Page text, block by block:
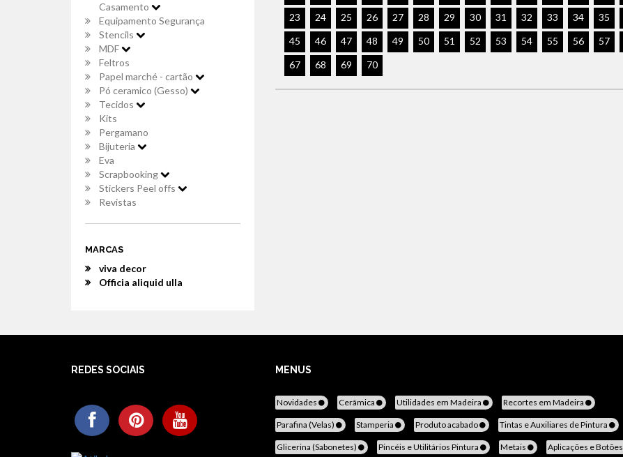
Casamento
Equipamento Segurança
Stencils
MDF
Feltros
Papel marché - cartão
Pó ceramico (Gesso)
Tecidos
Kits
Pergamano
Bijuteria
Eva
Scrapbooking
Stickers Peel offs
Revistas
MARCAS
viva decor
Officia aliquid ulla
23
24 25 26 27 28 29 30 31 32 33 34 35
45
46 47 48 49 50 51 52 53 54 55 56 57
67
68 69 70
REDES SOCIAIS MENUS
Novidades Cerâmica Utilidades em Madeira Recortes em Madeira
Parafina (Velas) Stamperia Produto acabado Tintas e Auxiliares de Pintura
Glicerina (Sabonetes) Pincéis e Utilitários Pintura Metais Aplicações e Botões